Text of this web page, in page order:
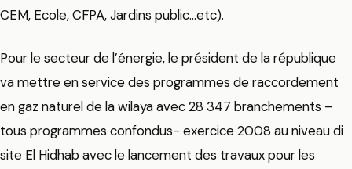
CEM, Ecole, CFPA, Jardins public…etc).
Pour le secteur de l’énergie, le président de la république
va mettre en service des programmes de raccordement
en gaz naturel de la wilaya avec 28 347 branchements –
tous programmes confondus- exercice 2008 au niveau di
site El Hidhab avec le lancement des travaux pour les